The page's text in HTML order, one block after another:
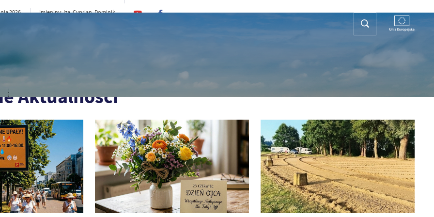
2026
Imieniny: Iza, Cyprian, Dominik
PLAN OGÓLNY
Aktualności